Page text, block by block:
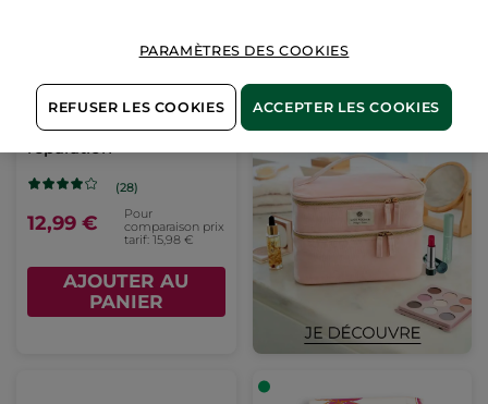
Duo Cheveux
(28)
12,99 €
Pour
comparaison prix
tarif: 15,98 €
AJOUTER AU
PANIER
PARAMÈTRES DES COOKIES
REFUSER LES COOKIES ACCEPTER LES COOKIES